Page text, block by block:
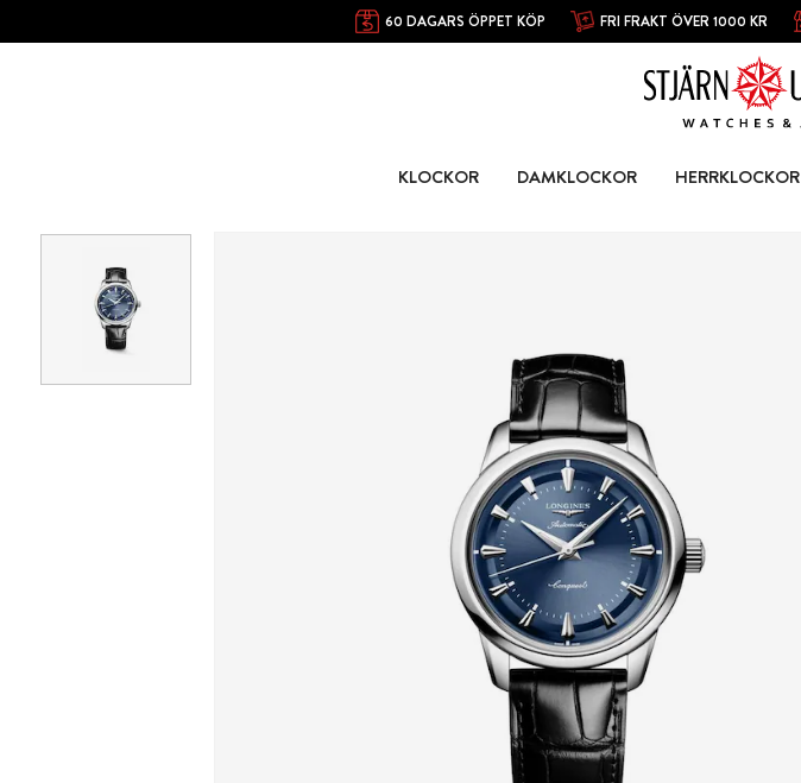
60 DAGARS ÖPPET KÖP FRI FRAKT ÖVER 1000 KR
KLOCKOR DAMKLOCKOR HERRKLOCKOR